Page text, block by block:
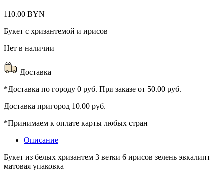
110.00 BYN
Букет с хризантемой и ирисов
Нет в наличии
Доставка
*Доставка по городу 0 руб. При заказе от 50.00 руб.
Доставка пригород 10.00 руб.
*Принимаем к оплате карты любых стран
Описание
Букет из белых хризантем 3 ветки 6 ирисов зелень эвкалипт
матовая упаковка